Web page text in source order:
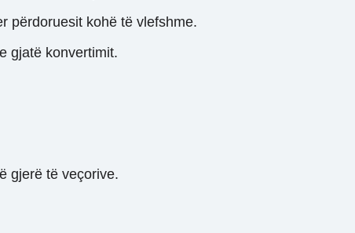
përdoruesit kohë të vlefshme.
gjatë konvertimit.
gjerë të veçorive.